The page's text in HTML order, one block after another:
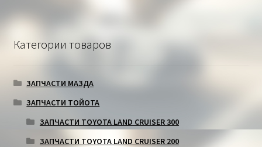
Категории товаров
ЗАПЧАСТИ МАЗДА
ЗАПЧАСТИ ТОЙОТА
ЗАПЧАСТИ TOYOTA LAND CRUISER 300
ЗАПЧАСТИ TOYOTA LAND CRUISER 200